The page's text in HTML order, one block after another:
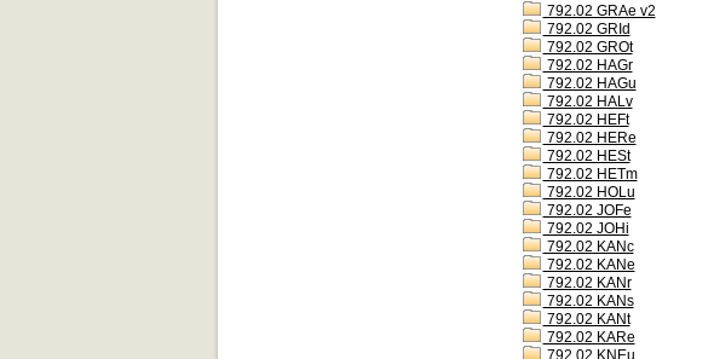
792.02 GRAe v2
792.02 GRId
792.02 GROt
792.02 HAGr
792.02 HAGu
792.02 HALv
792.02 HEFt
792.02 HERe
792.02 HESt
792.02 HETm
792.02 HOLu
792.02 JOFe
792.02 JOHi
792.02 KANc
792.02 KANe
792.02 KANr
792.02 KANs
792.02 KANt
792.02 KARe
792.02 KNEu